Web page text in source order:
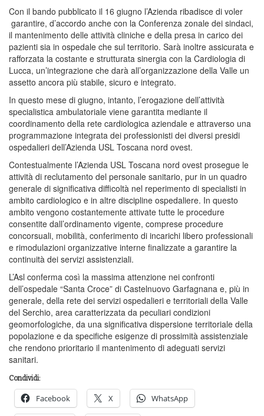
Con il bando pubblicato il 16 giugno l’Azienda ribadisce di voler
garantire, d’accordo anche con la Conferenza zonale dei sindaci,
il mantenimento delle attività cliniche e della presa in carico dei
pazienti sia in ospedale che sul territorio. Sarà inoltre assicurata e
rafforzata la costante e strutturata sinergia con la Cardiologia di
Lucca, un’integrazione che darà all’organizzazione della Valle un
assetto ancora più stabile, sicuro e integrato.
In questo mese di giugno, intanto, l’erogazione dell’attività
specialistica ambulatoriale viene garantita mediante il
coordinamento della rete cardiologica aziendale e attraverso una
programmazione integrata dei professionisti dei diversi presidi
ospedalieri dell’Azienda USL Toscana nord ovest.
Contestualmente l’Azienda USL Toscana nord ovest prosegue le
attività di reclutamento del personale sanitario, pur in un quadro
generale di significativa difficoltà nel reperimento di specialisti in
ambito cardiologico e in altre discipline ospedaliere. In questo
ambito vengono costantemente attivate tutte le procedure
consentite dall’ordinamento vigente, comprese procedure
concorsuali, mobilità, conferimento di incarichi libero professionali
e rimodulazioni organizzative interne finalizzate a garantire la
continuità dei servizi assistenziali.
L’Asl conferma così la massima attenzione nei confronti
dell’ospedale “Santa Croce” di Castelnuovo Garfagnana e, più in
generale, della rete dei servizi ospedalieri e territoriali della Valle
del Serchio, area caratterizzata da peculiari condizioni
geomorfologiche, da una significativa dispersione territoriale della
popolazione e da specifiche esigenze di prossimità assistenziale
che rendono prioritario il mantenimento di adeguati servizi
sanitari.
Condividi:
Facebook X WhatsApp